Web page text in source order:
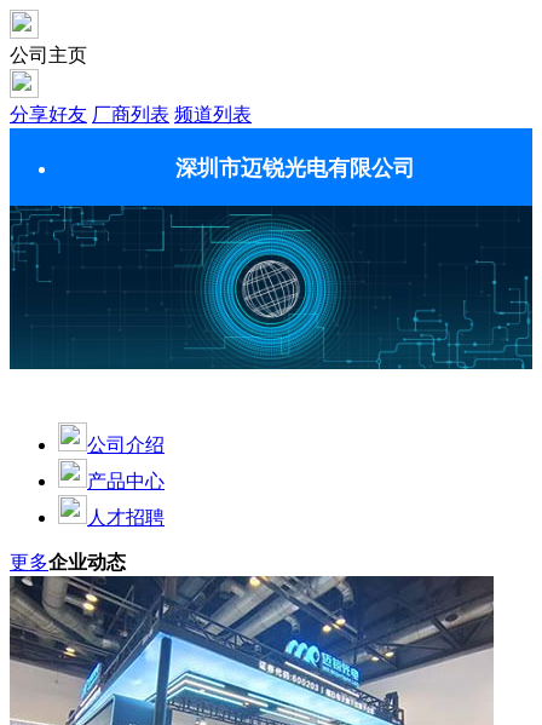
公司主页
分享好友 厂商列表 频道列表
深圳市迈锐光电有限公司
公司介绍
产品中心
人才招聘
更多企业动态